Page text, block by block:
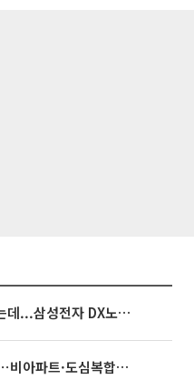
3445억 자사주 지급 마쳤는데...삼성전자 DX노조, 뒤늦은 '떼쓰기 집회'
영끌 '주택공급' 대책 임박⋯비아파트·도심복합까지 총동원